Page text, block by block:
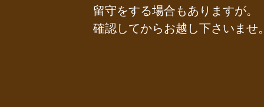
留守をする場合もありますが。
確認してからお越し下さいませ